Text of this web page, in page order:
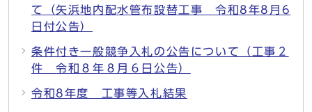
て（矢浜地内配水管布設替工事 令和8年8月6
日付公告）
条件付き一般競争入札の公告について（工事２
件 令和８年８月６日公告）
令和8年度 工事等入札結果